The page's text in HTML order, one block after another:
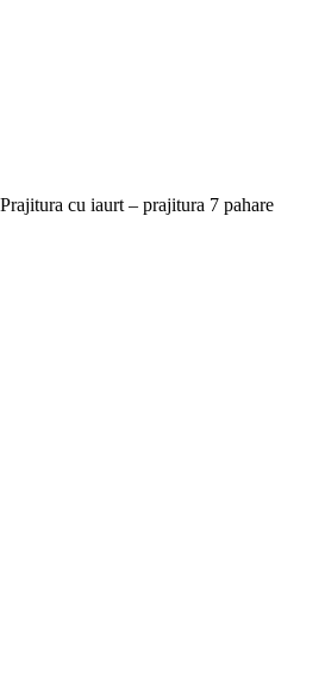
Prajitura cu iaurt – prajitura 7 pahare